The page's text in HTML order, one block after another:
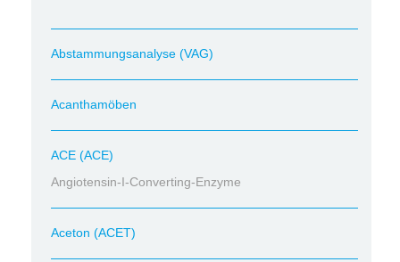
Abstammungsanalyse (VAG)
Acanthamöben
ACE (ACE)
Angiotensin-I-Converting-Enzyme
Aceton (ACET)